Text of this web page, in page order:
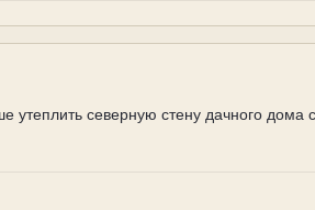
утеплить северную стену дачного